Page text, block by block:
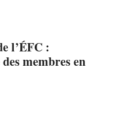
l’ÉFC :
membres en